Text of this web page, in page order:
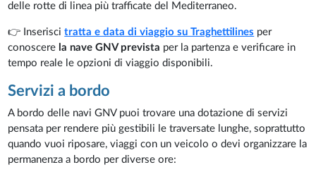
delle rotte di linea più trafficate del Mediterraneo.
👉 Inseriscitratta e data di viaggio su Traghettilines per
conoscere la nave GNV prevista per la partenza e verificare in
tempo reale le opzioni di viaggio disponibili.
Servizi a bordo
A bordo delle navi GNV puoi trovare una dotazione di servizi
pensata per rendere più gestibili le traversate lunghe, soprattutto
quando vuoi riposare, viaggi con un veicolo o devi organizzare la
permanenza a bordo per diverse ore: